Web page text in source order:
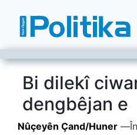
Bi dilekî
dengbêjan e
Nûçeyên Çand/Huner —